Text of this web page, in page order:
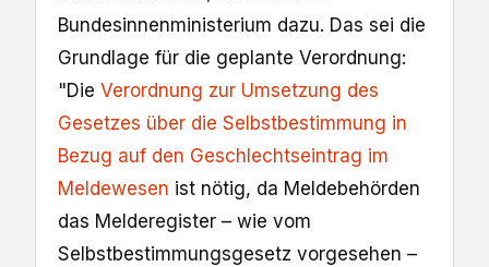
Bundesinnenministerium dazu. Das sei die
Grundlage für die geplante Verordnung:
"Die Verordnung zur Umsetzung des
Gesetzes über die Selbstbestimmung in
Bezug auf den Geschlechtseintrag im
Meldewesen ist nötig, da Meldebehörden
das Melderegister – wie vom
Selbstbestimmungsgesetz vorgesehen –